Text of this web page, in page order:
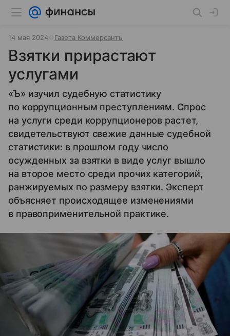
14 мая 2024 Газета Коммерсантъ
Взятки прирастают
услугами
«Ъ» изучил судебную статистику
по коррупционным преступлениям. Спрос
на услуги среди коррупционеров растет,
свидетельствуют свежие данные судебной
статистики: в прошлом году число
осужденных за взятки в виде услуг вышло
на второе место среди прочих категорий,
ранжируемых по размеру взятки. Эксперт
объясняет происходящее изменениями
в правоприменительной практике.